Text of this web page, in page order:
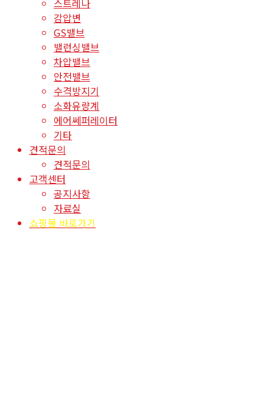
스트레나
감압변
GS밸브
밸런싱밸브
차압밸브
안전밸브
수격방지기
소화유량계
에어쎄퍼레이터
기타
견적문의
견적문의
고객센터
공지사항
자료실
쇼핑몰 바로가기